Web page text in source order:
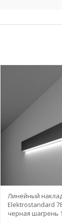
Линейный
Elektrostandard
черная шагрень